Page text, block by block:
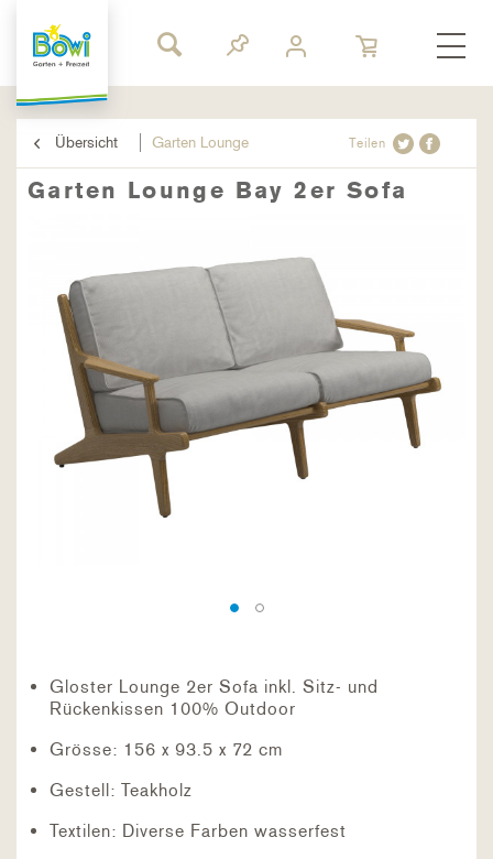
Übersicht Garten Lounge Teilen
Garten Lounge Bay 2er Sofa
Gloster Lounge 2er Sofa inkl. Sitz- und
Rückenkissen 100% Outdoor
Grösse: 156 x 93.5 x 72 cm
Gestell: Teakholz
Textilen: Diverse Farben wasserfest